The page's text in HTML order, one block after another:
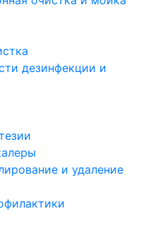
дезинфекции и
и удаление